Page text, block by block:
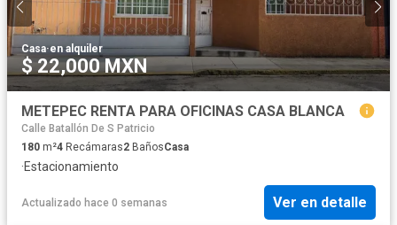
Casa·en alquiler
$ 22,000 MXN
METEPEC RENTA PARA OFICINAS CASA BLANCA
Calle Batallón De S Patricio
180 m²4 Recámaras2 BañosCasa
·Estacionamiento
Actualizado hace 0 semanas Ver en detalle